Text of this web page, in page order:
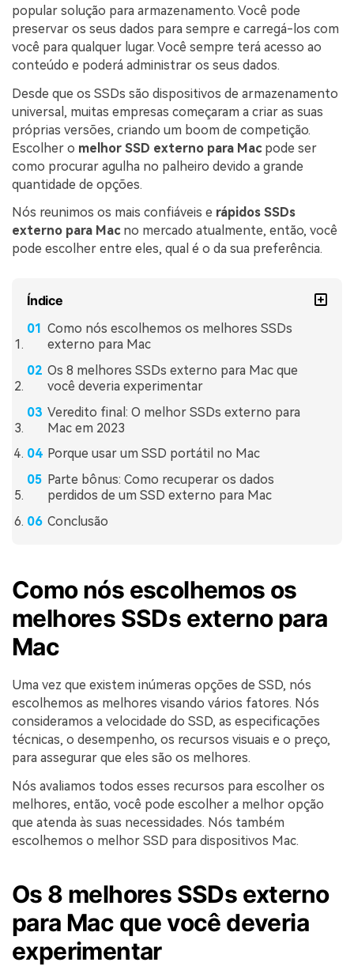
Recoverit Grátis
Recupere dados perdidos/excluídos gratuitamente
Teste Grátis
Outros Produtos
Repairit - Reparar Dados
UBackit - Backup de Dados
ENCONTRAR MAIS SOLUÇÕES
popular solução para armazenamento. Você pode
preservar os seus dados para sempre e carregá-los com
você para qualquer lugar. Você sempre terá acesso ao
conteúdo e poderá administrar os seus dados.
Desde que os SSDs são dispositivos de armazenamento
universal, muitas empresas começaram a criar as suas
próprias versões, criando um boom de competição.
Escolher o melhor SSD externo para Macpode ser
como procurar agulha no palheiro devido a grande
quantidade de opções.
Nós reunimos os mais confiáveis e rápidos SSDs
externo para Macno mercado atualmente, então, você
pode escolher entre eles, qual é o da sua preferência.
Índice
Como nós escolhemos os melhores SSDs
externo para Mac
Os 8 melhores SSDs externo para Mac que
você deveria experimentar
Veredito final: O melhor SSDs externo para
Mac em 2023
Porque usar um SSD portátil no Mac
Parte bônus: Como recuperar os dados
perdidos de um SSD externo para Mac
Conclusão
Como nós escolhemos os
melhores SSDs externo para
Mac
Uma vez que existem inúmeras opções de SSD, nós
escolhemos as melhores visando vários fatores. Nós
consideramos a velocidade do SSD, as especificações
técnicas, o desempenho, os recursos visuais e o preço,
para assegurar que eles são os melhores.
Nós avaliamos todos esses recursos para escolher os
melhores, então, você pode escolher a melhor opção
que atenda às suas necessidades. Nós também
escolhemos o melhor SSD para dispositivos Mac.
Os 8 melhores SSDs externo
para Mac que você deveria
experimentar